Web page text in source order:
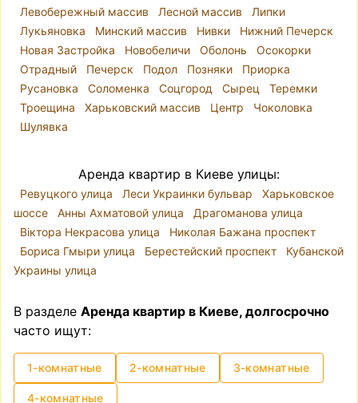
Левобережный массив
Лесной массив
Липки
Лукьяновка
Минский массив Нивки
Нижний Печерск
Новая Застройка
Новобеличи Оболонь
Осокорки
Отрадный
Печерск Подол Позняки
Приорка
Русановка
Соломенка Соцгород Сырец
Теремки
Троещина
Харьковский массив Центр
Чоколовка
Шулявка
Аренда квартир в Киеве улицы:
Ревуцкого улица Леси Украинки бульвар
Харьковское
шоссе
Анны Ахматовой улица
Драгоманова улица
Віктора Некрасова улица
Николая Бажана проспект
Бориса Гмыри улица
Берестейский проспект
Кубанской
Украины улица
В разделе Аренда квартир в Киеве, долгосрочно
часто ищут:
1-комнатные 2-комнатные 3-комнатные
4-комнатные